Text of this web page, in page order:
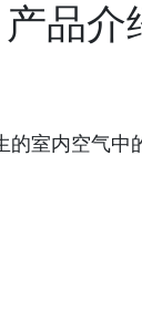
产品介
室内空气